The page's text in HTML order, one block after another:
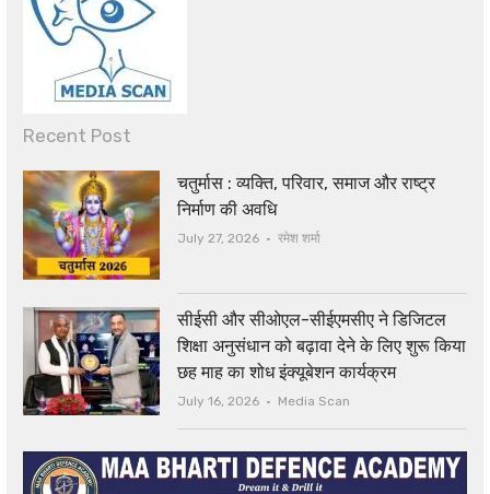
Recent Post
चतुर्मास : व्यक्ति, परिवार, समाज और राष्ट्र
निर्माण की अवधि
July 27, 2026 Author
रमेश शर्मा
सीईसी और सीओएल-सीईएमसीए ने डिजिटल
शिक्षा अनुसंधान को बढ़ावा देने के लिए शुरू किया
छह माह का शोध इंक्यूबेशन कार्यक्रम
July 16, 2026 Author
Media Scan